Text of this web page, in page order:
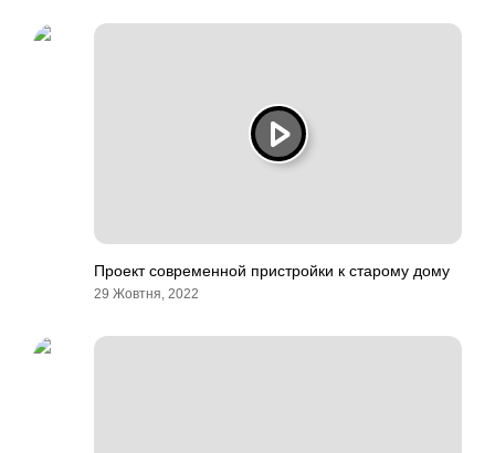
Проект современной пристройки к старому дому
29 Жовтня, 2022